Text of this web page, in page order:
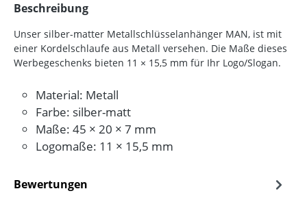
Beschreibung
Unser silber-matter Metallschlüsselanhänger MAN, ist mit
einer Kordelschlaufe aus Metall versehen. Die Maße dieses
Werbegeschenks bieten 11 × 15,5 mm für Ihr Logo/Slogan.
Material: Metall
Farbe: silber-matt
Maße: 45 × 20 × 7 mm
Logomaße: 11 × 15,5 mm
Bewertungen